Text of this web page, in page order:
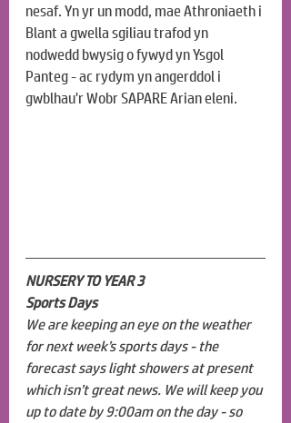
nesaf. Yn yr un modd, mae Athroniaeth i
Blant a gwella sgiliau trafod yn
nodwedd bwysig o fywyd yn Ysgol
Panteg - ac rydym yn angerddol i
gwblhau'r Wobr SAPARE Arian eleni.
NURSERY TO YEAR 3
Sports Days
We are keeping an eye on the weather
for next week’s sports days - the
forecast says light showers at present
which isn’t great news. We will keep you
up to date by 9:00am on the day - so